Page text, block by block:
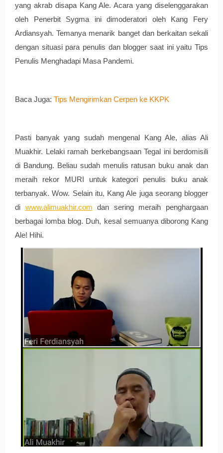
yang akrab disapa Kang Ale. Acara yang diselenggarakan
oleh Penerbit Sygma ini dimoderatori oleh Kang Fery
Ardiansyah. Temanya menarik banget dan berkaitan sekali
dengan situasi para penulis dan blogger saat ini yaitu Tips
Penulis Menghadapi Masa Pandemi.
Baca Juga: Tips Mengirimkan Cerpen ke KKPK
Pasti banyak yang sudah mengenal Kang Ale, alias Ali
Muakhir. Lelaki ramah berkebangsaan Tegal ini berdomisili
di Bandung. Beliau sudah menulis ratusan buku anak dan
meraih rekor MURI untuk kategori penulis buku anak
terbanyak. Wow. Selain itu, Kang Ale juga seorang blogger
di www.alimuakhir.com dan sering meraih penghargaan
berbagai lomba blog. Duh, kesal semuanya diborong Kang
Ale! Hihi.